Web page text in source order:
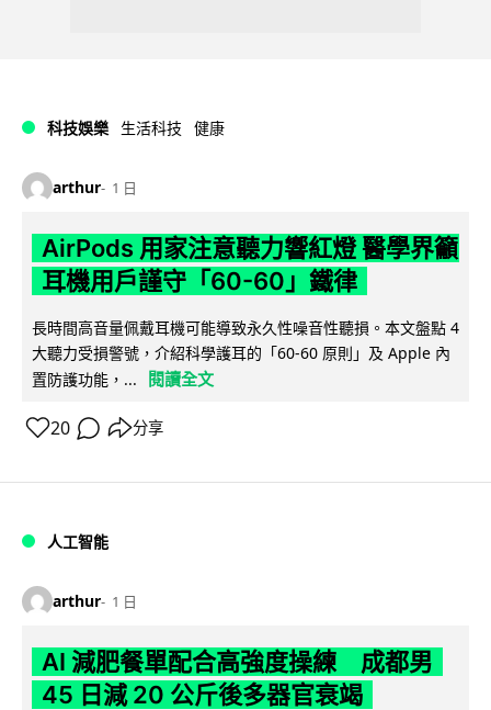
科技娛樂 生活科技 健康
arthur 1 日
AirPods 用家注意聽力響紅燈 醫學界籲
耳機用戶謹守「60-60」鐵律
長時間高音量佩戴耳機可能導致永久性噪音性聽損。本文盤點 4
大聽力受損警號，介紹科學護耳的「60-60 原則」及 Apple 內
置防護功能，...
閱讀全文
20 分享
人工智能
arthur 1 日
AI 減肥餐單配合高強度操練 成都男
45 日減 20 公斤後多器官衰竭